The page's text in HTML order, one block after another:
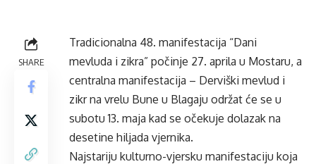
SHARE
Tradicionalna 48. manifestacija “Dani
mevluda i zikra” počinje 27. aprila u Mostaru, a
centralna manifestacija – Derviški mevlud i
zikr na vrelu Bune u Blagaju održat će se u
subotu 13. maja kad se očekuje dolazak na
desetine hiljada vjernika.
Najstariju kulturno-vjersku manifestaciju koja